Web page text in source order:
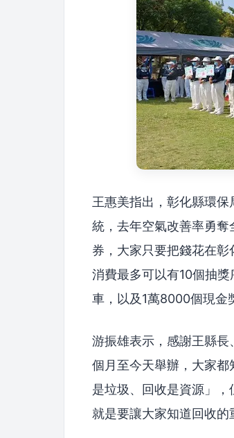
王惠美指出，彰化縣環
統，去年空氣改善率勇
券，大家只要把錢花在
消費最多可以有10個抽
車，以及1萬8000個現金
游振雄表示，感謝王縣
個月至今天舉辦，大家
是垃圾、回收是資源」
就是要讓大家知道回收的